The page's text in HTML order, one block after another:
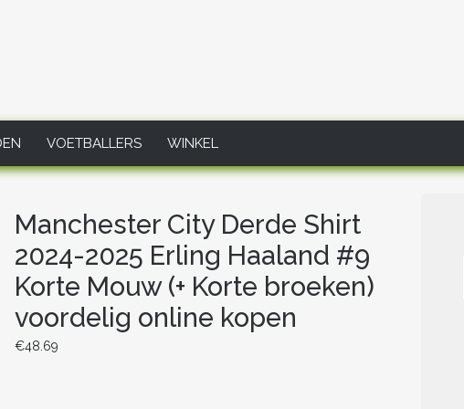
VOETBALLERS WINKEL
Manchester City Derde Shirt
2024-2025 Erling Haaland #9
Korte Mouw (+ Korte broeken)
voordelig online kopen
€48.69